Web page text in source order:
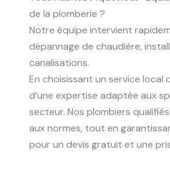
de la plomberie ?
Notre équipe intervient
dépannage de chaudière,
canalisations.
En choisissant un service local
d’une expertise adaptée aux
secteur. Nos plombiers
aux normes, tout en
pour un devis gratuit et une